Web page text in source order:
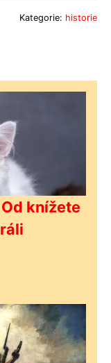
Kategorie: historie
knížete